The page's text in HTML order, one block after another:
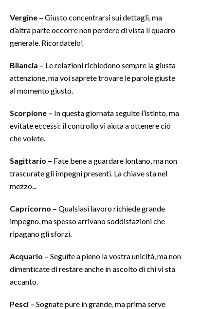
3 MINUTI CON
INFO AZIENDE
ABBONATI
ANNUNCI
PUBBLICITÀ
SPIAGGE
Vergine – Giusto concentrarsi sui dettagli, ma
d’altra parte occorre non perdere di vista il quadro
generale. Ricordatelo!
Bilancia – Le relazioni richiedono sempre la giusta
attenzione, ma voi saprete trovare le parole giuste
al momento giusto.
Scorpione – In questa giornata seguite l’istinto, ma
evitate eccessi: il controllo vi aiuta a ottenere ciò
che volete.
Sagittario – Fate bene a guardare lontano, ma non
trascurate gli impegni presenti. La chiave sta nel
mezzo...
Capricorno – Qualsiasi lavoro richiede grande
impegno, ma spesso arrivano soddisfazioni che
ripagano gli sforzi.
Acquario – Seguite a pieno la vostra unicità, ma non
dimenticate di restare anche in ascolto di chi vi sta
accanto.
Pesci – Sognate pure in grande, ma prima serve